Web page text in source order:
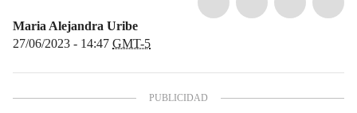
Maria Alejandra Uribe
27/06/2023 - 14:47 GMT-5